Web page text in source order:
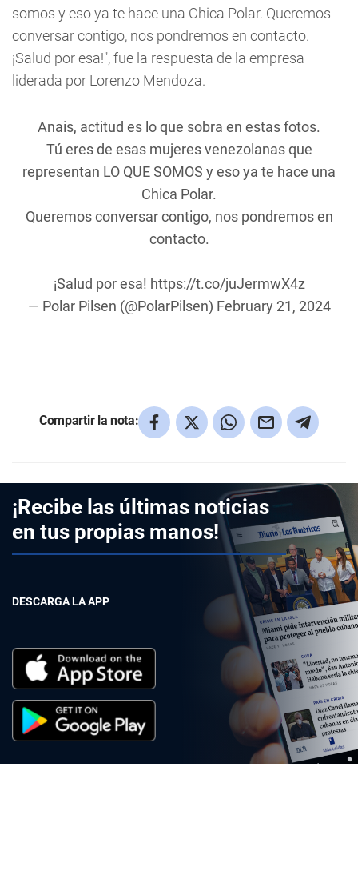
somos y eso ya te hace una Chica Polar. Queremos
conversar contigo, nos pondremos en contacto.
¡Salud por esa!", fue la respuesta de la empresa
liderada por Lorenzo Mendoza.
Anais, actitud es lo que sobra en estas fotos.
Tú eres de esas mujeres venezolanas que
representan LO QUE SOMOS y eso ya te hace una
Chica Polar.
Queremos conversar contigo, nos pondremos en
contacto.
¡Salud por esa! https://t.co/juJermwX4z
— Polar Pilsen (@PolarPilsen) February 21, 2024
Compartir la nota:
¡Recibe las últimas noticias
en tus propias manos!
DESCARGA LA APP